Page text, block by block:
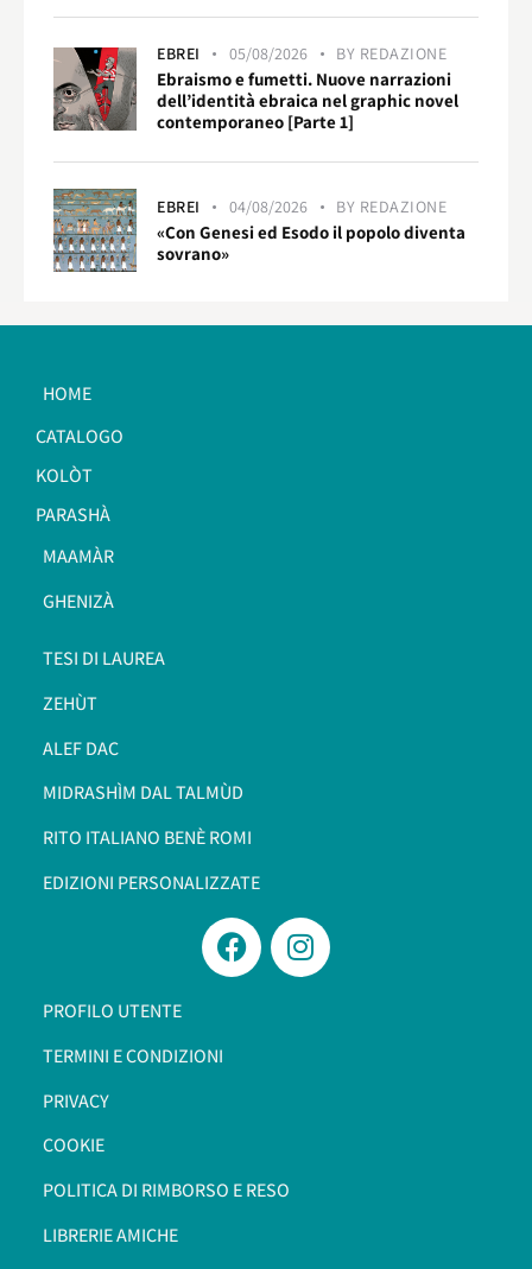
EBREI 05/08/2026 BY REDAZIONE
Ebraismo e fumetti. Nuove narrazioni
dell’identità ebraica nel graphic novel
contemporaneo [Parte 1]
EBREI 04/08/2026 BY REDAZIONE
«Con Genesi ed Esodo il popolo diventa
sovrano»
HOME
CATALOGO
KOLÒT
PARASHÀ
MAAMÀR
GHENIZÀ
TESI DI LAUREA
ZEHÙT
ALEF DAC
MIDRASHÌM DAL TALMÙD
RITO ITALIANO BENÈ ROMI​
EDIZIONI PERSONALIZZATE
PROFILO UTENTE
TERMINI E CONDIZIONI
PRIVACY
COOKIE
POLITICA DI RIMBORSO E RESO
LIBRERIE AMICHE